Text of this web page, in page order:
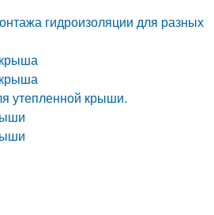
гидроизоляции для разных
утепленной крыши.